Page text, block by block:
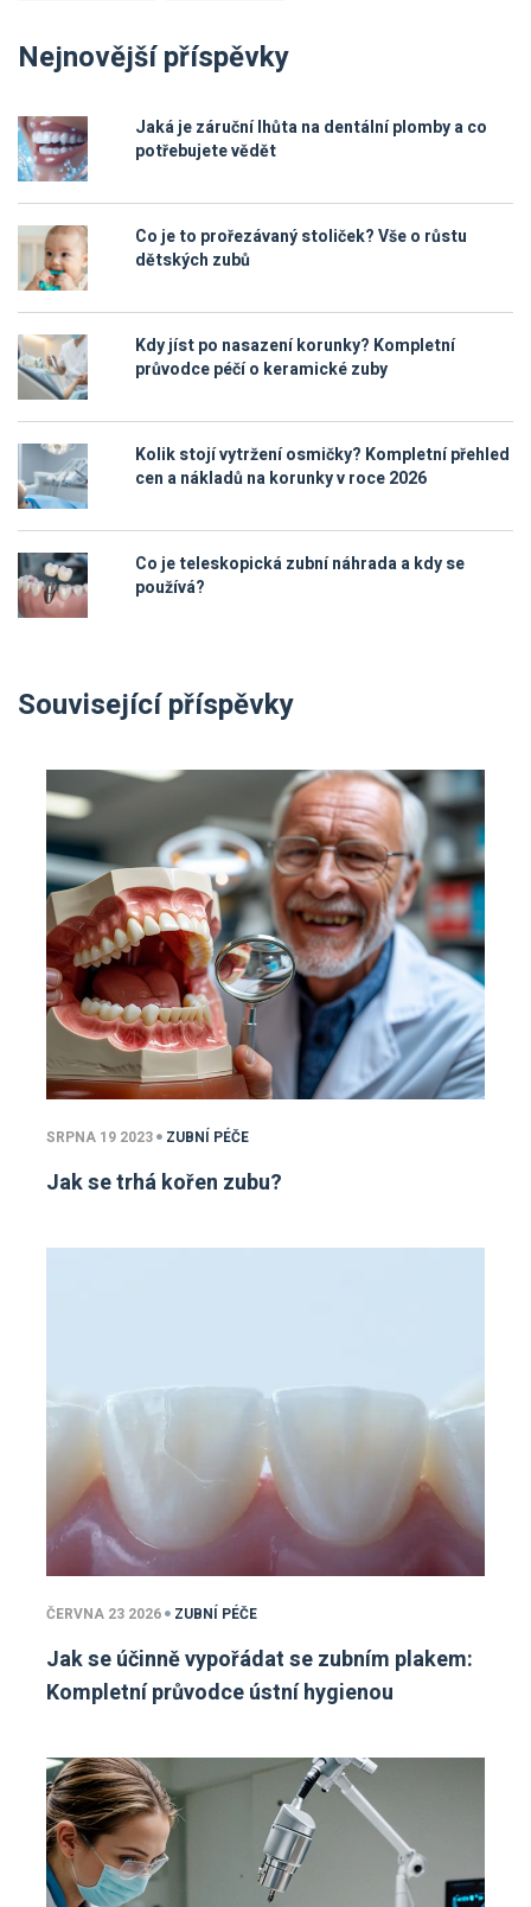
Nejnovější příspěvky
Jaká je záruční lhůta na dentální plomby a co
potřebujete vědět
Co je to prořezávaný stoliček? Vše o růstu
dětských zubů
Kdy jíst po nasazení korunky? Kompletní
průvodce péčí o keramické zuby
Kolik stojí vytržení osmičky? Kompletní přehled
cen a nákladů na korunky v roce 2026
Co je teleskopická zubní náhrada a kdy se
používá?
Související příspěvky
SRPNA 19 2023 ZUBNÍ PÉČE
Jak se trhá kořen zubu?
ČERVNA 23 2026 ZUBNÍ PÉČE
Jak se účinně vypořádat se zubním plakem:
Kompletní průvodce ústní hygienou